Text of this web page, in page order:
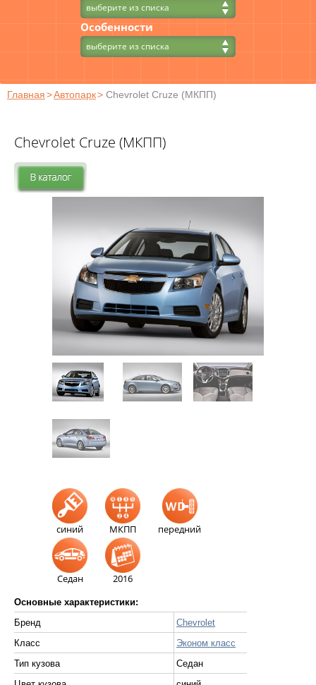
выберите из списка
Особенности
выберите из списка
Главная>Автопарк> Chevrolet Cruze (МКПП)
Chevrolet Cruze (МКПП)
синий МКПП передний
Седан 2016
Основные характеристики:
Бренд
Chevrolet
Класс
Эконом класс
Тип кузова
Седан